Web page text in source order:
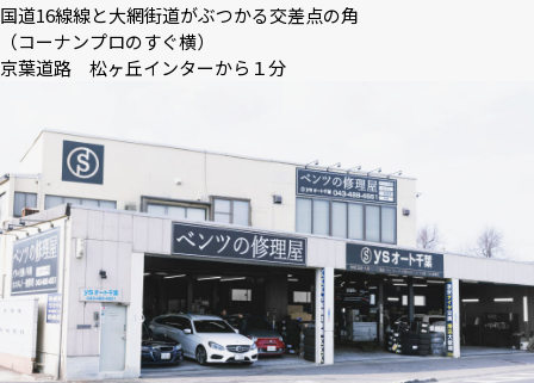
国道16線線と大網街道がぶつかる交差点の角
（コーナンプロのすぐ横）
京葉道路 松ヶ丘インターから１分